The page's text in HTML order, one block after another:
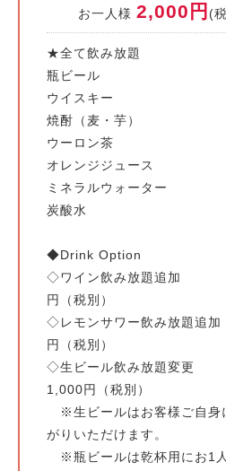
お一人様 2,000円 (
★全て飲み放題
瓶ビール
ウイスキー
焼酎（麦・芋）
ウーロン茶
オレンジジュース
ミネラルウォーター
炭酸水
◆Drink Option
◇ワイン飲み放題追
円（税別）
◇レモンサワー飲み放題
円（税別）
◇生ビール飲み放題変
1,000円（税別）
※生ビールはお客様ご自身
がりいただけます。
※瓶ビールは乾杯用にお1